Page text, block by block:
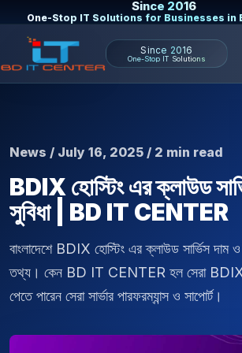
Since 2016
One-Stop IT Solutions for Businesses in
Since 2016
One-Stop IT Solutions
News / July 16, 2025 / 2 min read
BDIX হোস্টিং এর ক্লাউড
সুবিধা | BD IT CENTER
বাংলাদেশে BDIX হোস্টিং এর ক্লাউড সার্ভিস দাম ও
তথ্য। কেন BD IT CENTER হল সেরা BDIX
পেতে পারেন সেরা সার্ভার পারফরম্যান্স ও সাপোর্ট।